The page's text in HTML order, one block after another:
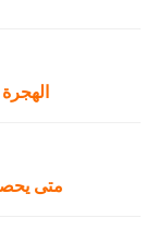
متى